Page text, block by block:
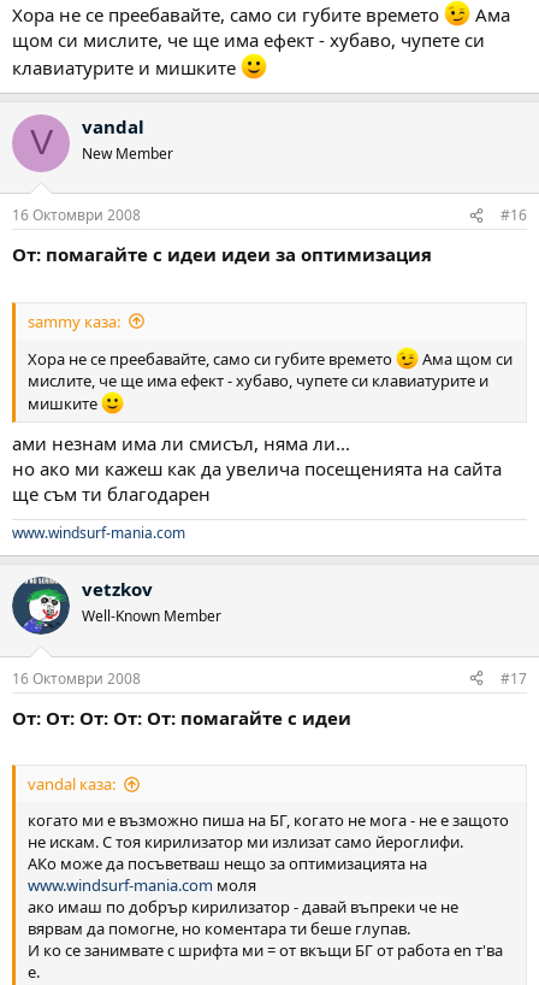
Хора не се преебавайте, само си губите времето
Ама
щом си мислите, че ще има ефект - хубаво, чупете си
клавиатурите и мишките
V vandal
New Member
16 Октомври 2008 #16
От: помагайте с идеи идеи за оптимизация
sammy каза:
Хора не се преебавайте, само си губите времето
Ама щом си
мислите, че ще има ефект - хубаво, чупете си клавиатурите и
мишките
ами незнам има ли смисъл, няма ли...
но ако ми кажеш как да увелича посещенията на сайта
ще съм ти благодарен
www.windsurf-mania.com
vetzkov
Well-Known Member
16 Октомври 2008 #17
От: От: От: От: От: помагайте с идеи
vandal каза:
когато ми е възможно пиша на БГ, когато не мога - не е защото
не искам. С тоя кирилизатор ми излизат само йероглифи.
АКо може да посъветваш нещо за оптимизацията на
www.windsurf-mania.com моля
ако имаш по добрър кирилизатор - давай въпреки че не
вярвам да помогне, но коментара ти беше глупав.
И ко се занимвате с шрифта ми = от вкъщи БГ от работа en т'ва
е.